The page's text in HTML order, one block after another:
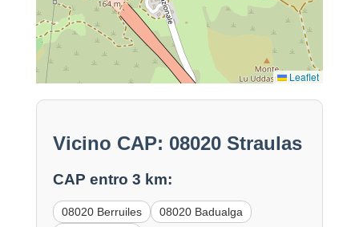
Leaflet
Vicino CAP: 08020 Straulas
CAP entro 3 km:
08020 Berruiles
08020 Badualga